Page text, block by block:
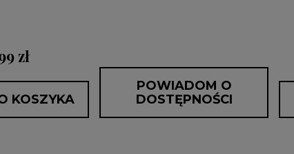
zł
KOSZYKA
POWIADOM O
DOSTĘPNOŚCI